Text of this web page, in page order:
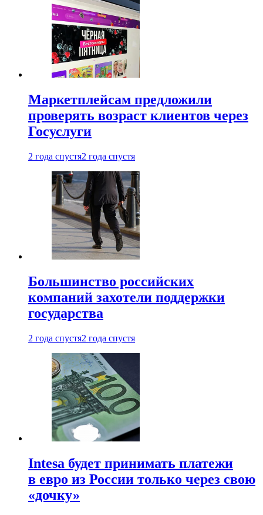
Маркетплейсам предложили
проверять возраст клиентов через
Госуслуги
2 года спустя2 года спустя
Большинство российских
компаний захотели поддержки
государства
2 года спустя2 года спустя
Intesa будет принимать платежи
в евро из России только через свою
«дочку»